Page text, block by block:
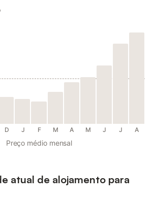
D J F M A M J J A
Preço médio mensal
atual de alojamento para